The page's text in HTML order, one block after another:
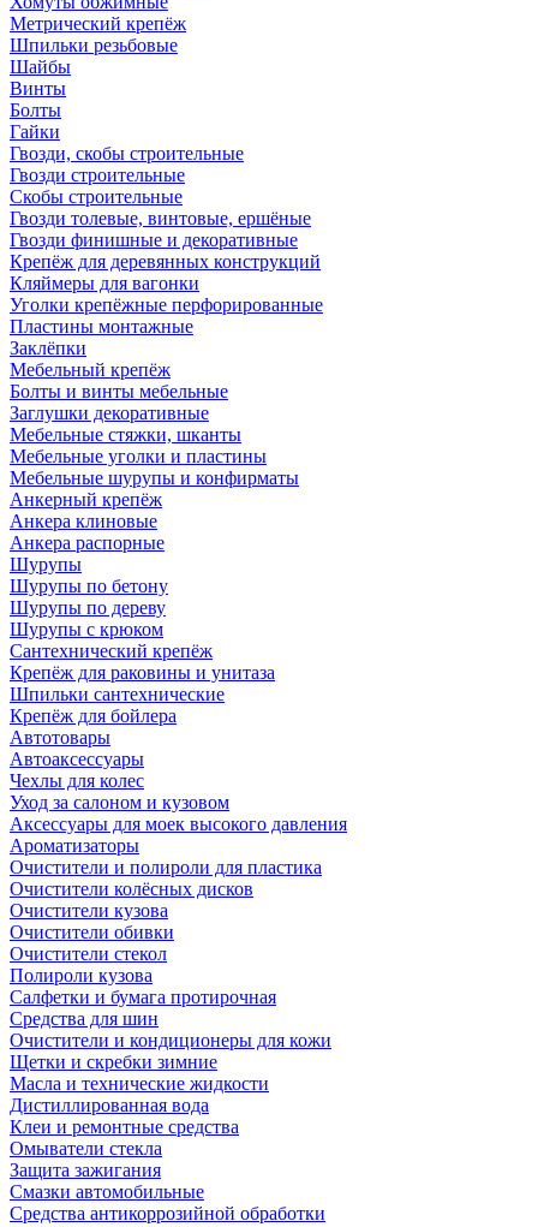
Метрический крепёж
Шпильки резьбовые
Шайбы
Винты
Болты
Гайки
Гвозди, скобы строительные
Гвозди строительные
Скобы строительные
Гвозди толевые, винтовые, ершёные
Гвозди финишные и декоративные
Крепёж для деревянных конструкций
Кляймеры для вагонки
Уголки крепёжные перфорированные
Пластины монтажные
Заклёпки
Мебельный крепёж
Болты и винты мебельные
Заглушки декоративные
Мебельные стяжки, шканты
Мебельные уголки и пластины
Мебельные шурупы и конфирматы
Анкерный крепёж
Анкера клиновые
Анкера распорные
Шурупы
Шурупы по бетону
Шурупы по дереву
Шурупы с крюком
Сантехнический крепёж
Крепёж для раковины и унитаза
Шпильки сантехнические
Крепёж для бойлера
Автотовары
Автоаксессуары
Чехлы для колес
Уход за салоном и кузовом
Аксессуары для моек высокого давления
Ароматизаторы
Очистители и полироли для пластика
Очистители колёсных дисков
Очистители кузова
Очистители обивки
Очистители стекол
Полироли кузова
Салфетки и бумага протирочная
Средства для шин
Очистители и кондиционеры для кожи
Щетки и скребки зимние
Масла и технические жидкости
Дистиллированная вода
Клеи и ремонтные средства
Омыватели стекла
Защита зажигания
Смазки автомобильные
Средства антикоррозийной обработки